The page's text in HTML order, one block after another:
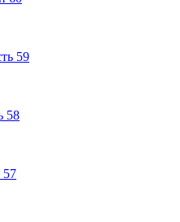
59
58
57